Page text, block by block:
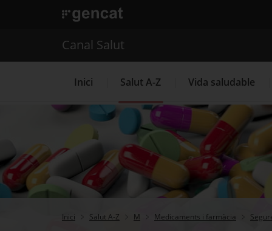
. Obre en una nova finestra.
La Meva Salut
Canal Salut
Inici Salut A-Z Vida saludable
. Obre en una nova finestra.
Inici Salut A-Z M Medicaments i farmàcia